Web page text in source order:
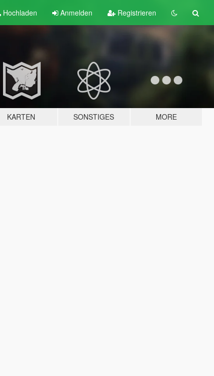
Hochladen Anmelden Registrieren
KARTEN SONSTIGES MORE